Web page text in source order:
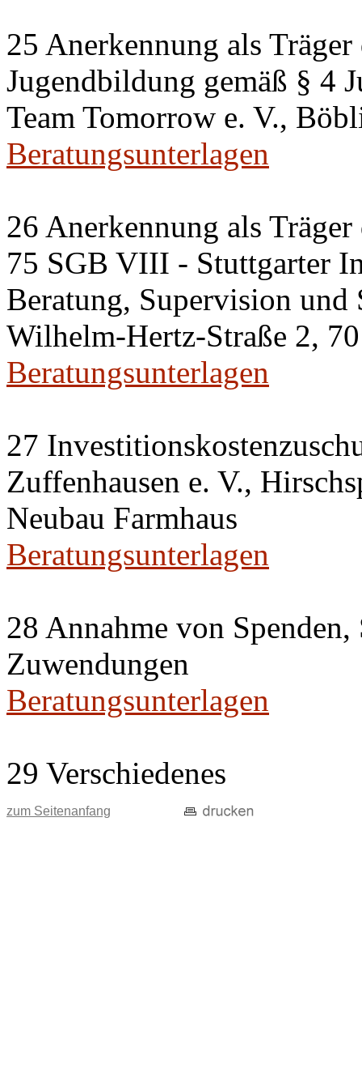
25 Anerkennung als
Jugendbildung gemäß § 4
Team Tomorrow e. V.,
Beratungsunterlagen
26 Anerkennung als
75 SGB VIII - Stuttgarter
Beratung, Supervision und
Wilhelm-Hertz-Straße 2,
Beratungsunterlagen
27
Zuffenhausen e. V.,
Neubau Farmhaus
Beratungsunterlagen
28 Annahme von
Zuwendungen
Beratungsunterlagen
29 Verschiedenes
zum Seitenanfang